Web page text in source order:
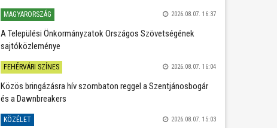
MAGYARORSZÁG 2026.08.07. 16:37
A Települési Önkormányzatok Országos Szövetségének
sajtóközleménye
FEHÉRVÁRI SZÍNES 2026.08.07. 16:04
Közös bringázásra hív szombaton reggel a Szentjánosbogár
és a Dawnbreakers
KÖZÉLET 2026.08.07. 15:03